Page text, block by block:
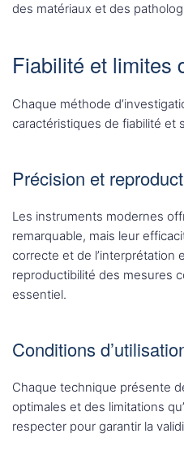
des matériaux et des
Fiabilité et limites
Chaque méthode
caractéristiques de fiabilité et
Précision et
Les instruments modernes
remarquable, mais leur
correcte et de l’interprétation
reproductibilité des mesures
essentiel.
Conditions
Chaque technique présente
optimales et des limitations
respecter pour garantir la